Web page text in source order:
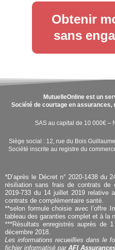
Obtenir
sans
MutuelleOnline est un
Société de courtage en
SAS au capital de 10 000€ –
Siège social : 12, rue du Bois
Société inscrite au registre du
*D’après le Décret n° 2020-1438 du
résiliation sans frais de contrats de
2019-733 du 14 juillet 2019 relative
contrats de complémentaire santé.
**selon formule choisie avec l’offre
tableau des garanties complet et à la
***Résultats enregistrés auprès de
décembre 2018.
Les informations recueillies dans le
fichier informatisé parAFI